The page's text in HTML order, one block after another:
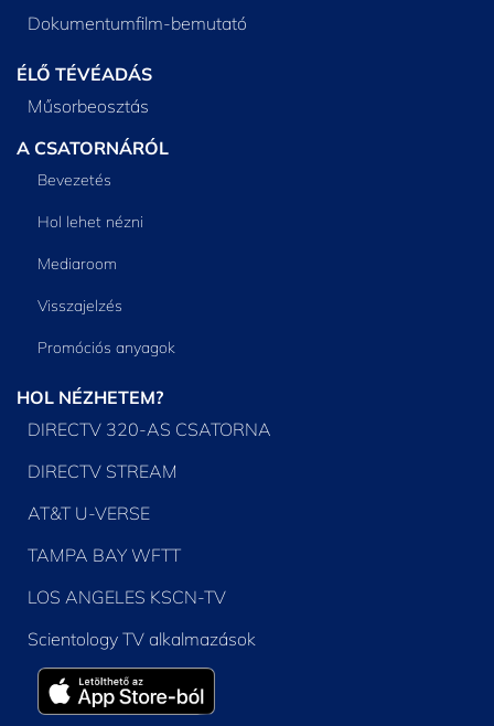
Dokumentumfilm-bemutató
ÉLŐ TÉVÉADÁS
Műsorbeosztás
A CSATORNÁRÓL
Bevezetés
Hol lehet nézni
Mediaroom
Visszajelzés
Promóciós anyagok
HOL NÉZHETEM?
DIRECTV 320-AS CSATORNA
DIRECTV STREAM
AT&T U-VERSE
TAMPA BAY WFTT
LOS ANGELES KSCN-TV
Scientology TV alkalmazások